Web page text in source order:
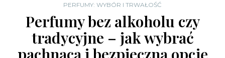
PERFUMY: WYBÓR I TRWAŁOŚĆ
Perfumy bez alkoholu czy
tradycyjne – jak wybrać